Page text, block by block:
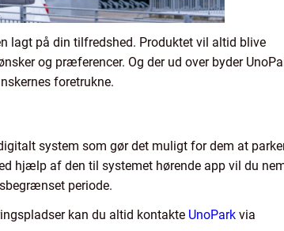
lagt på din tilfredshed. Produktet vil altid blive
og præferencer. Og der ud over byder
foretrukne.
system som gør det muligt for dem at
hjælp af den til systemet hørende app vil du
periode.
kan du altid kontakte UnoPark via